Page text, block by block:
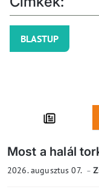
BLASTUP
Most a halál
2026. augusztus 07.